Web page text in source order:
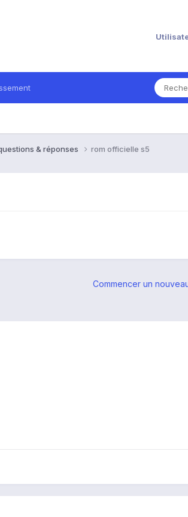
& réponses rom officielle s5
Commencer un